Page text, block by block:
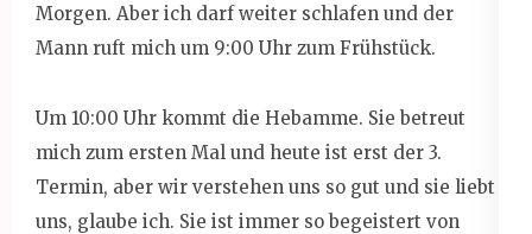
Morgen. Aber ich darf weiter schlafen und der
Mann ruft mich um 9:00 Uhr zum Frühstück.
Um 10:00 Uhr kommt die Hebamme. Sie betreut
mich zum ersten Mal und heute ist erst der 3.
Termin, aber wir verstehen uns so gut und sie liebt
uns, glaube ich. Sie ist immer so begeistert von